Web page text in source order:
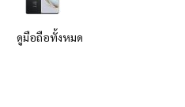
ดูมือถือทั้งหมด